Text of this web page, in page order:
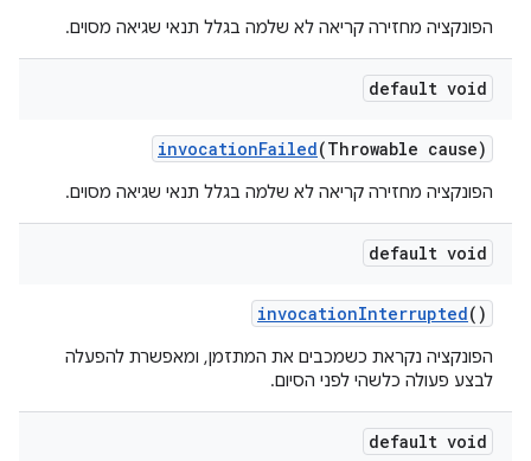
הפונקציה מחזירה קריאה לא שלמה בגלל תנאי שגיאה מסוים.
default void
invocationFailed(Throwable cause)
הפונקציה מחזירה קריאה לא שלמה בגלל תנאי שגיאה מסוים.
default void
invocationInterrupted()
הפונקציה נקראת כשמכבים את המתזמן, ומאפשרת להפעלה
לבצע פעולה כלשהי לפני הסיום.
default void